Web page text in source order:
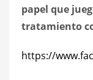
papel que
tratamiento
https://